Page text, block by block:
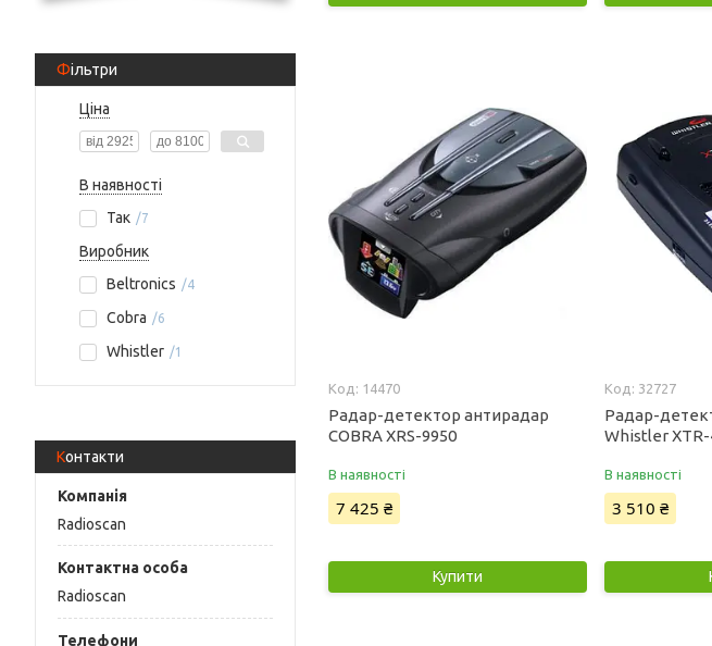
Фільтри
Ціна
В наявності
Так
7
Виробник
Beltronics
4
Cobra 6
Whistler 1
Контакти
Radioscan
Radioscan
14470
Радар-детектор антирадар
COBRA XRS-9950
В наявності
7 425 ₴
Купити
32727
Радар-
Whistler XTR-
В наявності
3 510 ₴